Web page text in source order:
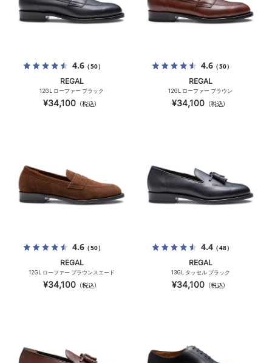
4.6（50）
REGAL
12GL ローファー ブラック
¥34,100 （税込）
4.6（50）
REGAL
12GL ローファー ブラウン
¥34,100 （税込）
4.6（50）
REGAL
12GL ローファー ブラウンスエード
¥34,100 （税込）
4.4（48）
REGAL
13GL タッセル ブラック
¥34,100 （税込）